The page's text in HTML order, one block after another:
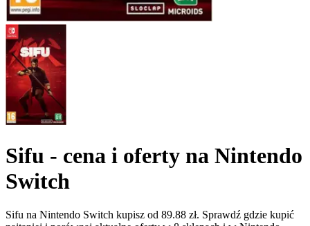
Sifu - cena i oferty na Nintendo
Switch
Sifu na Nintendo Switch kupisz od 89.88 zł. Sprawdź gdzie kupić